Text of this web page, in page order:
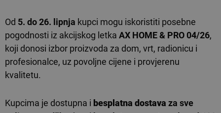
Od 5. do 26. lipnja kupci mogu iskoristiti posebne
pogodnosti iz akcijskog letka AX HOME & PRO 04/26,
koji donosi izbor proizvoda za dom, vrt, radionicu i
profesionalce, uz povoljne cijene i provjerenu
kvalitetu.
Kupcima je dostupna i besplatna dostava za sve